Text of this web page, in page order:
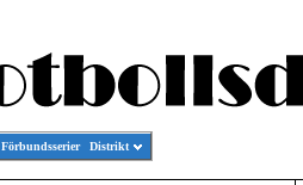
Förbundsserier Distrikt